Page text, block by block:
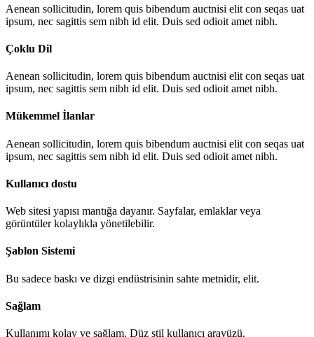
Aenean sollicitudin, lorem quis bibendum auctnisi elit con seqas uat
ipsum, nec sagittis sem nibh id elit. Duis sed odioit amet nibh.
Çoklu Dil
Aenean sollicitudin, lorem quis bibendum auctnisi elit con seqas uat
ipsum, nec sagittis sem nibh id elit. Duis sed odioit amet nibh.
Mükemmel İlanlar
Aenean sollicitudin, lorem quis bibendum auctnisi elit con seqas uat
ipsum, nec sagittis sem nibh id elit. Duis sed odioit amet nibh.
Kullanıcı dostu
Web sitesi yapısı mantığa dayanır. Sayfalar, emlaklar veya
görüntüler kolaylıkla yönetilebilir.
Şablon Sistemi
Bu sadece baskı ve dizgi endüstrisinin sahte metnidir, elit.
Sağlam
Kullanımı kolay ve sağlam. Düz stil kullanıcı arayüzü.